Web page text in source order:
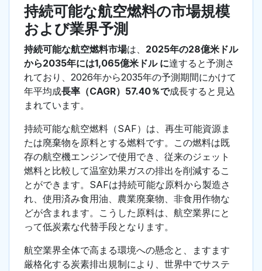
持続可能な航空燃料の市場規模
および業界予測
持続可能な航空燃料市場は、 2025年の28億米ドル
から2035年には1,065億米ドル に達すると予測さ
れており、2026年から2035年の予測期間にかけて
年平均成長率（CAGR）57.40％で成長すると見込
まれています。
持続可能な航空燃料（SAF）は、再生可能資源ま
たは廃棄物を原料とする燃料です。この燃料は既
存の航空機エンジンで使用でき、従来のジェット
燃料と比較して温室効果ガスの排出を削減するこ
とができます。SAFは持続可能な原料から製造さ
れ、使用済み食用油、農業廃棄物、非食用作物な
どが含まれます。こうした原料は、航空業界にと
って低炭素な代替手段となります。
航空業界全体で高まる環境への懸念と、ますます
厳格化する炭素排出規制により、世界中でサステ